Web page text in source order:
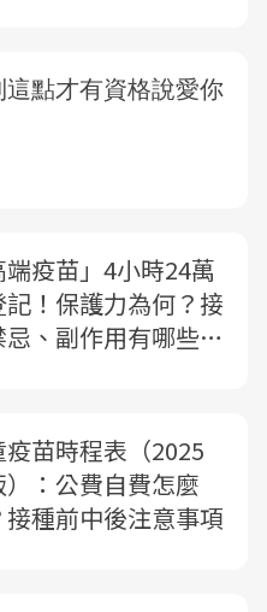
端疫苗」4小時24萬
記！保護力為何？接
、副作用有哪些？
疫苗時程表（2025
）：公費自費怎麼
接種前中後注意事項